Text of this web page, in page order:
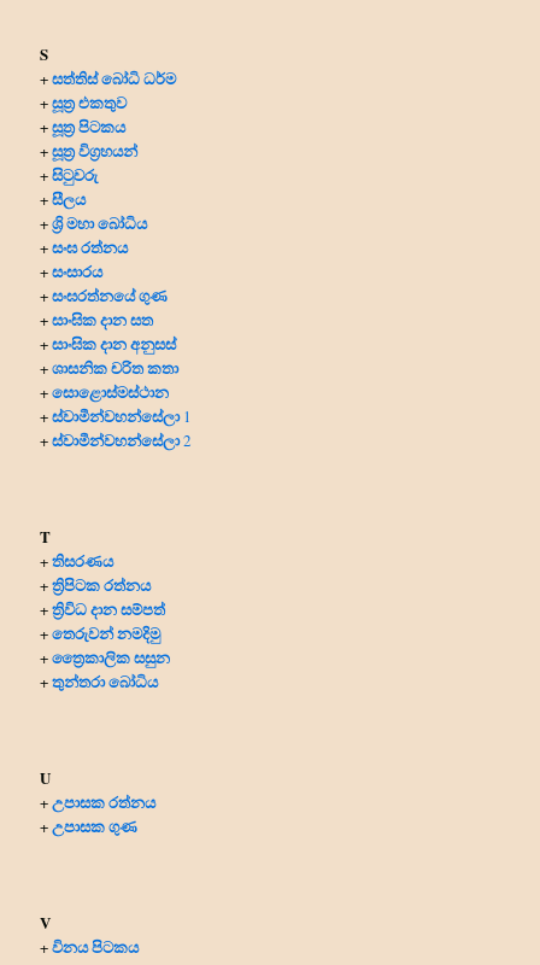
S
+සත්තිස් බෝධි ධර්ම
+සූත්‍ර එකතුව
+සූත්‍ර පිටකය
+සූත්‍ර විග්‍රහයන්
+සිටුවරු
+සීලය
+ශ්‍රි මහා බෝධිය
+සංඝ රත්නය
+සංසාරය
+සංඝරත්නයේ ගුණ
+සාංඝික දාන සත
+සාංඝික දාන අනුසස්
+ශාසනික චරිත කතා
+සොළොස්මස්ථාන
+ස්වාමීන්වහන්සේලා1
+ස්වාමීන්වහන්සේලා2
T
+තිසරණය
+ත්‍රිපිටක රත්නය
+ත්‍රිවිධ දාන සම්පත්
+තෙරුවන් නමදිමු
+ත්‍රෛකාලික සසුන
+තුන්තරා බෝධිය
U
+උපාසක රත්නය
+උපාසක ගුණ
V
+විනය පිටකය